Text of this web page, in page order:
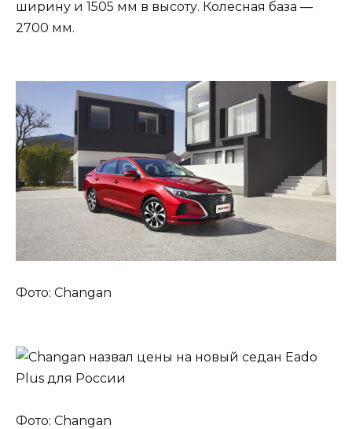
ширину и 1505 мм в высоту. Колесная база —
2700 мм.
Фото: Changan
Фото: Changan